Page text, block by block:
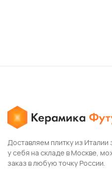
Доставляем плитку из Италии
у себя на складе в Москве,
заказ в любую точку России.